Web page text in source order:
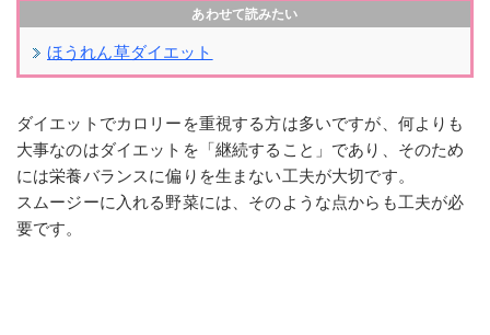
ほうれん草ダイエット
ダイエットでカロリーを重視する方は多いですが、何よりも
大事なのはダイエットを「継続すること」であり、そのため
には栄養バランスに偏りを生まない工夫が大切です。
スムージーに入れる野菜には、そのような点からも工夫が必
要です。